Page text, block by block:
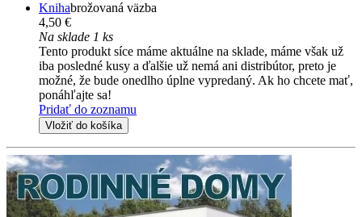
Knihabrožovaná väzba
4,50 €
Na sklade 1 ks
Tento produkt síce máme aktuálne na sklade, máme však už
iba posledné kusy a ďalšie už nemá ani distribútor, preto je
možné, že bude onedlho úplne vypredaný. Ak ho chcete mať,
ponáhľajte sa!
Pridať do zoznamu
Vložiť do košíka